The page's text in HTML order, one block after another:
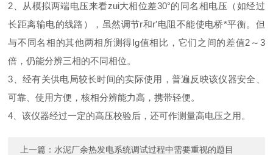
2、从模拟两端电压来看zui大相位差30°的同名相电压（如经过
长距离输电的线路），虽然调节r和r′电阻不能使电桥*平衡。但
与不同名相的其他两相所测得Ig值相比，它们之间的差值2～3
倍，仍能分辨三相的不同相位。
3、经有关供电局较长时间的实际使用，普遍反映该仪器安全、
可靠、使用方便，核相分辨能力高，携带轻便。
4、该仪器经过一定的高压校验后，还可作测量高电压之用。
上一篇： 水泥厂余热发电系统调试过程中需要重视的题目